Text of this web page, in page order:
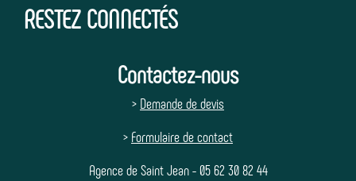
RESTEZ CONNECTÉS
Contactez-nous
> Demande de devis
> Formulaire de contact
Agence de Saint Jean - 05 62 30 82 44